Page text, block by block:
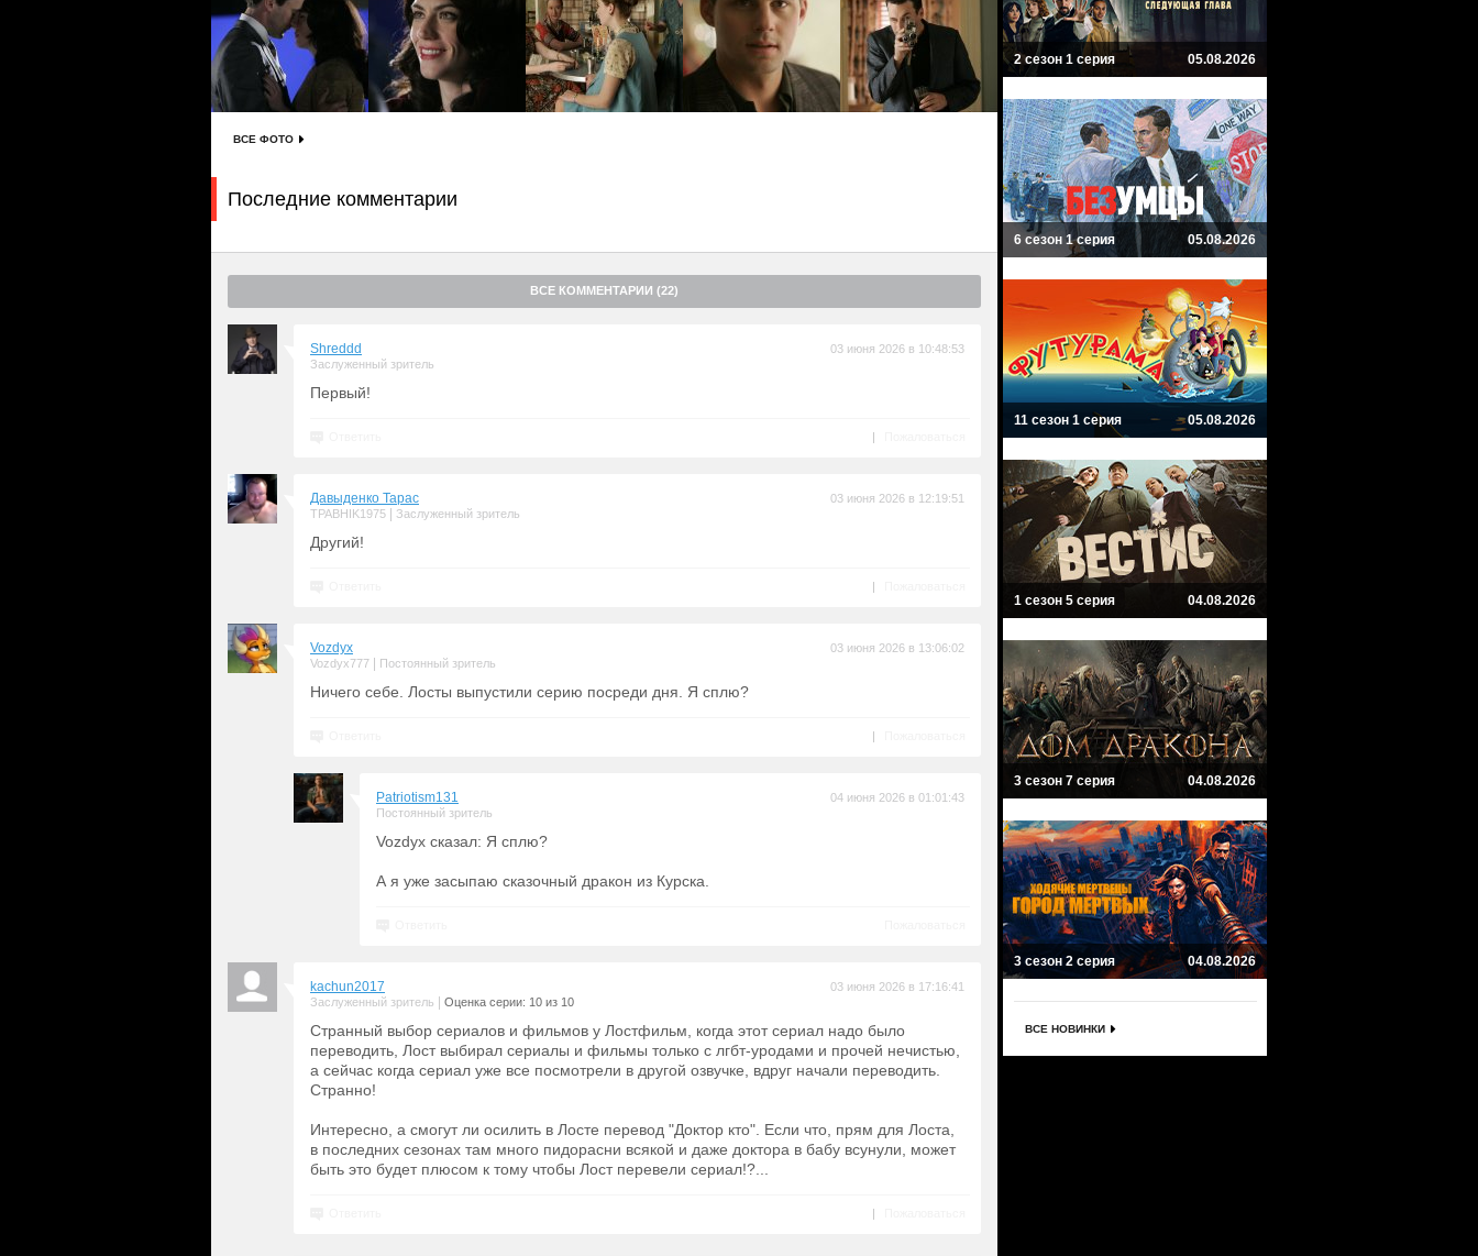
ВСЕ ФОТО
Последние комментарии
ВСЕ КОММЕНТАРИИ (22)
Shreddd
Заслуженный зритель
03 июня 2026 в 10:48:53
Первый!
|
Давыденко Тарас
TPABHIK1975 Заслуженный зритель
03 июня 2026 в 12:19:51
Другий!
|
Vozdyx
Vozdyx777 Постоянный зритель
03 июня 2026 в 13:06:02
Ничего себе. Лосты выпустили серию посреди дня. Я сплю?
|
Patriotism131
Постоянный зритель
04 июня 2026 в 01:01:43
Vozdyx сказал: Я сплю?
А я уже засыпаю сказочный дракон из Курска.
kachun2017
Заслуженный зритель Оценка серии: 10 из 10
03 июня 2026 в 17:16:41
Странный выбор сериалов и фильмов у Лостфильм, когда этот сериал надо было
переводить, Лост выбирал сериалы и фильмы только с лгбт-уродами и прочей нечистью,
а сейчас когда сериал уже все посмотрели в другой озвучке, вдруг начали переводить.
Странно!
Интересно, а смогут ли осилить в Лосте перевод "Доктор кто". Если что, прям для Лоста,
в последних сезонах там много пидорасни всякой и даже доктора в бабу всунули, может
быть это будет плюсом к тому чтобы Лост перевели сериал!?...
|
2 сезон 1 серия 05.08.2026
6 сезон 1 серия 05.08.2026
11 сезон 1 серия 05.08.2026
1 сезон 5 серия 04.08.2026
3 сезон 7 серия 04.08.2026
3 сезон 2 серия 04.08.2026
ВСЕ НОВИНКИ